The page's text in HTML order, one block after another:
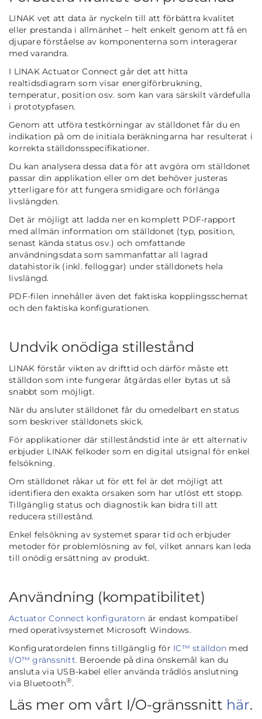
LINAK vet att data är nyckeln till att förbättra kvalitet
eller prestanda i allmänhet – helt enkelt genom att få en
djupare förståelse av komponenterna som interagerar
med varandra.
I LINAK Actuator Connect går det att hitta
realtidsdiagram som visar energiförbrukning,
temperatur, position osv. som kan vara särskilt värdefulla
i prototypfasen.
Genom att utföra testkörningar av ställdonet får du en
indikation på om de initiala beräkningarna har resulterat i
korrekta ställdonsspecifikationer.
Du kan analysera dessa data för att avgöra om ställdonet
passar din applikation eller om det behöver justeras
ytterligare för att fungera smidigare och förlänga
livslängden.
Det är möjligt att ladda ner en komplett PDF-rapport
med allmän information om ställdonet (typ, position,
senast kända status osv.) och omfattande
användningsdata som sammanfattar all lagrad
datahistorik (inkl. felloggar) under ställdonets hela
livslängd.
PDF-filen innehåller även det faktiska kopplingsschemat
och den faktiska konfigurationen.
Undvik onödiga stillestånd
LINAK förstår vikten av drifttid och därför måste ett
ställdon som inte fungerar åtgärdas eller bytas ut så
snabbt som möjligt.
När du ansluter ställdonet får du omedelbart en status
som beskriver ställdonets skick.
För applikationer där stilleståndstid inte är ett alternativ
erbjuder LINAK felkoder som en digital utsignal för enkel
felsökning.
Om ställdonet råkar ut för ett fel är det möjligt att
identifiera den exakta orsaken som har utlöst ett stopp.
Tillgänglig status och diagnostik kan bidra till att
reducera stillestånd.
Enkel felsökning av systemet sparar tid och erbjuder
metoder för problemlösning av fel, vilket annars kan leda
till onödig ersättning av produkt.
Användning (kompatibilitet)
Actuator Connect konfiguratorn är endast kompatibel
med operativsystemet Microsoft Windows.
Konfiguratordelen finns tillgänglig för IC™ ställdon med
I/O™ gränssnitt. Beroende på dina önskemål kan du
ansluta via USB-kabel eller använda trådlös anslutning
via Bluetooth®.
Läs mer om vårt I/O-gränssnitt här.